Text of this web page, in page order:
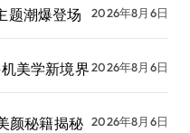
题潮爆登场 2026年8月6日
美学新境界2026年8月6日
颜秘籍揭秘 2026年8月6日